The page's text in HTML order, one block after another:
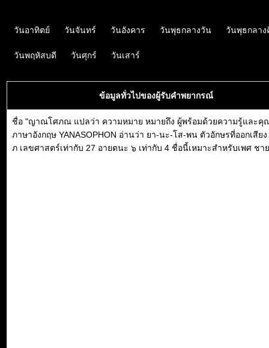
วันอาทิตย์ วันจันทร์ วันอังคาร วันพุธกลางวัน วันพุธกลา
วันพฤหัสบดี วันศุกร์ วันเสาร์
ข้อมูลทั่วไปของผู้รับคำพยากรณ์
ชื่อ "ญาณโศภณ แปลว่า ความหมาย หมายถึง ผู้พร้อมด้วยความรู้และคุ
ภาษาอังกฤษ YANASOPHON อ่านว่า ยา-นะ-โส-พน ตัวอักษรที่ออกเสี
ภ เลขศาสตร์เท่ากับ 27 อายตนะ ๖ เท่ากับ 4 ชื่อนี้เหมาะสำหรับเพศ ชาย